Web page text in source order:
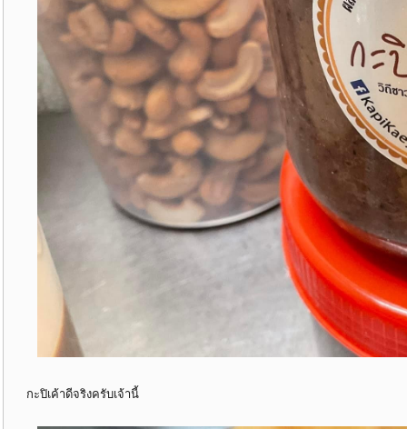
กะปิเค้าดีจริงครับเจ้านี้